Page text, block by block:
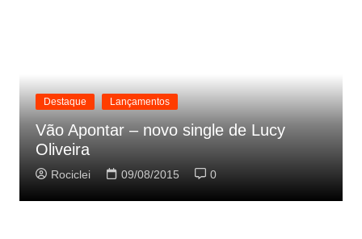
Destaque Lançamentos
Vão Apontar – novo single de Lucy
Oliveira
Rociclei 09/08/2015 0